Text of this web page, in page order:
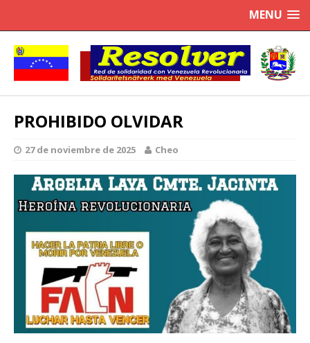
MENU
PROHIBIDO OLVIDAR
27 de noviembre de 2025 Cheo